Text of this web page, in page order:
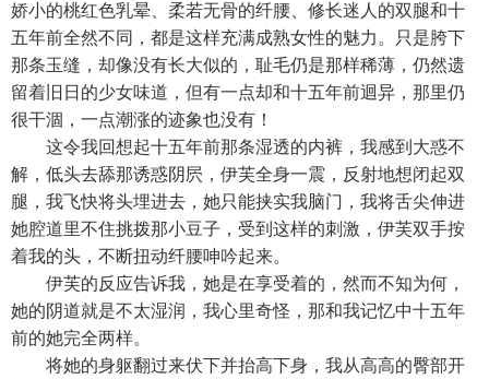
娇小的桃红色乳晕、柔若无骨的纤腰、修长迷人的双腿和十
五年前全然不同，都是这样充满成熟女性的魅力。只是胯下
那条玉缝，却像没有长大似的，耻毛仍是那样稀薄，仍然遗
留着旧日的少女味道，但有一点却和十五年前迴异，那里仍
很干涸，一点潮涨的迹象也没有！
这令我回想起十五年前那条湿透的内裤，我感到大惑不
解，低头去舔那诱惑阴屄，伊芙全身一震，反射地想闭起双
腿，我飞快将头埋进去，她只能挟实我脑门，我将舌尖伸进
她腔道里不住挑拨那小豆子，受到这样的刺激，伊芙双手按
着我的头，不断扭动纤腰呻吟起来。
伊芙的反应告诉我，她是在享受着的，然而不知为何，
她的阴道就是不太湿润，我心里奇怪，那和我记忆中十五年
前的她完全两样。
将她的身躯翻过来伏下并抬高下身，我从高高的臀部开